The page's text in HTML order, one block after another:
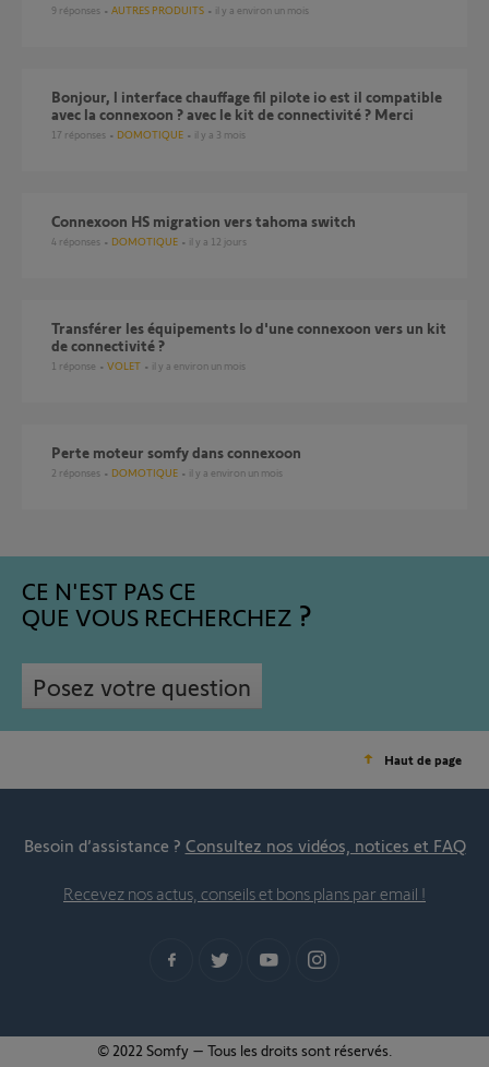
9 réponses AUTRES PRODUITS il y a environ un mois
bonjour, l interface chauffage fil pilote io est il compatible
avec la connexoon ? avec le kit de connectivité ? Merci
17 réponses DOMOTIQUE il y a 3 mois
Connexoon HS migration vers tahoma switch
4 réponses DOMOTIQUE il y a 12 jours
Transférer les équipements Io d'une connexoon vers un kit
de connectivité ?
1 réponse VOLET il y a environ un mois
Perte moteur somfy dans connexoon
2 réponses DOMOTIQUE il y a environ un mois
CE N'EST PAS CE
QUE VOUS RECHERCHEZ
Posez votre question
Haut de page
Besoin d’assistance ? Consultez nos vidéos, notices et FAQ
Recevez nos actus, conseils et bons plans par email !
© 2022 Somfy – Tous les droits sont réservés.